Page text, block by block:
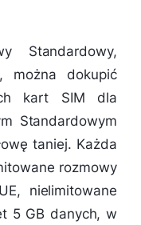
Standardowy,
można dokupić
kart SIM dla
Standardowym
taniej. Każda
rozmowy
nielimitowane
5 GB danych, w